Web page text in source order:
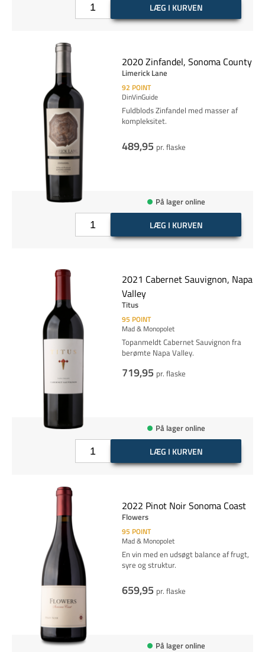
LÆG I KURVEN
2020 Zinfandel, Sonoma County
Limerick Lane
92 POINT
DinVinGuide
Fuldblods Zinfandel med masser af
kompleksitet.
489,95 pr. flaske
På lager online
LÆG I KURVEN
2021 Cabernet Sauvignon, Napa
Valley
Titus
95 POINT
Mad & Monopolet
Topanmeldt Cabernet Sauvignon fra
berømte Napa Valley.
719,95 pr. flaske
På lager online
LÆG I KURVEN
2022 Pinot Noir Sonoma Coast
Flowers
95 POINT
Mad & Monopolet
En vin med en udsøgt balance af frugt,
syre og struktur.
659,95 pr. flaske
På lager online